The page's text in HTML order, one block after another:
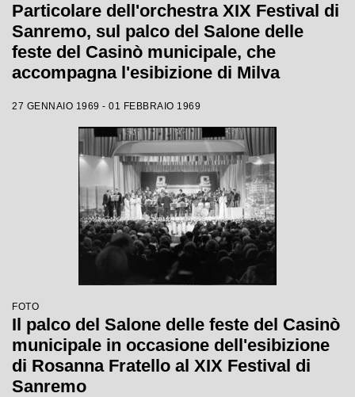
Particolare dell'orchestra XIX Festival di
Sanremo, sul palco del Salone delle
feste del Casinò municipale, che
accompagna l'esibizione di Milva
27 GENNAIO 1969 - 01 FEBBRAIO 1969
FOTO
Il palco del Salone delle feste del Casinò
municipale in occasione dell'esibizione
di Rosanna Fratello al XIX Festival di
Sanremo